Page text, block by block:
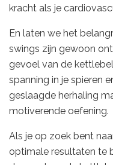
kracht als je
En laten we het
swings zijn gewoon
gevoel van de
spanning in je spieren
geslaagde herhaling
motiverende oefening.
Als je op zoek bent
optimale resultaten te